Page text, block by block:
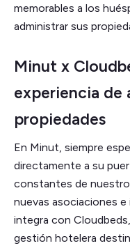
memorables a los
administrar sus
Minut x
experiencia de
propiedades
En Minut, siempre
directamente a su
constantes de
nuevas asociaciones
integra con
gestión hotelera